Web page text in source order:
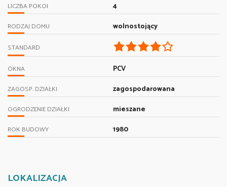
LICZBA POKOI 4
RODZAJ DOMU wolnostojący
STANDARD
OKNA PCV
ZAGOSP. DZIAŁKI zagospodarowana
OGRODZENIE DZIAŁKI mieszane
ROK BUDOWY 1980
LOKALIZACJA